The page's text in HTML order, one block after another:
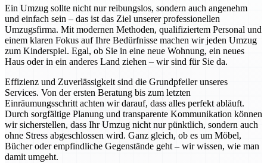
Ein Umzug sollte nicht nur reibungslos, sondern auch angenehm
und einfach sein – das ist das Ziel unserer professionellen
Umzugsfirma. Mit modernen Methoden, qualifiziertem Personal und
einem klaren Fokus auf Ihre Bedürfnisse machen wir jeden Umzug
zum Kinderspiel. Egal, ob Sie in eine neue Wohnung, ein neues
Haus oder in ein anderes Land ziehen – wir sind für Sie da.
Effizienz und Zuverlässigkeit sind die Grundpfeiler unseres
Services. Von der ersten Beratung bis zum letzten
Einräumungsschritt achten wir darauf, dass alles perfekt abläuft.
Durch sorgfältige Planung und transparente Kommunikation können
wir sicherstellen, dass Ihr Umzug nicht nur pünktlich, sondern auch
ohne Stress abgeschlossen wird. Ganz gleich, ob es um Möbel,
Bücher oder empfindliche Gegenstände geht – wir wissen, wie man
damit umgeht.